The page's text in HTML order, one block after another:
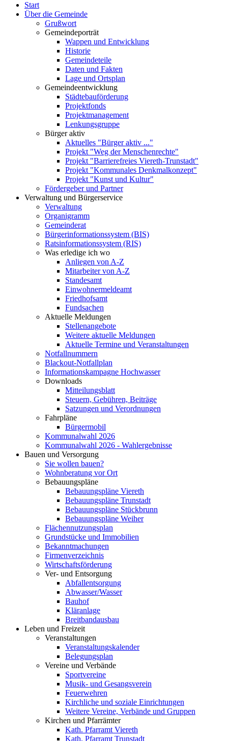
Start
Über die Gemeinde
Grußwort
Gemeindeporträt
Wappen und Entwicklung
Historie
Gemeindeteile
Daten und Fakten
Lage und Ortsplan
Gemeindeentwicklung
Städtebauförderung
Projektfonds
Projektmanagement
Lenkungsgruppe
Bürger aktiv
Aktuelles "Bürger aktiv ..."
Projekt "Weg der Menschenrechte"
Projekt "Barrierefreies Viereth-Trunstadt"
Projekt "Kommunales Denkmalkonzept"
Projekt "Kunst und Kultur"
Fördergeber und Partner
Verwaltung und Bürgerservice
Verwaltung
Organigramm
Gemeinderat
Bürgerinformationssystem (BIS)
Ratsinformationssystem (RIS)
Was erledige ich wo
Anliegen von A-Z
Mitarbeiter von A-Z
Standesamt
Einwohnermeldeamt
Friedhofsamt
Fundsachen
Aktuelle Meldungen
Stellenangebote
Weitere aktuelle Meldungen
Aktuelle Termine und Veranstaltungen
Notfallnummern
Blackout-Notfallplan
Informationskampagne Hochwasser
Downloads
Mitteilungsblatt
Steuern, Gebühren, Beiträge
Satzungen und Verordnungen
Fahrpläne
Bürgermobil
Kommunalwahl 2026
Kommunalwahl 2026 - Wahlergebnisse
Bauen und Versorgung
Sie wollen bauen?
Wohnberatung vor Ort
Bebauungspläne
Bebauungspläne Viereth
Bebauungspläne Trunstadt
Bebauungspläne Stückbrunn
Bebauungspläne Weiher
Flächennutzungsplan
Grundstücke und Immobilien
Bekanntmachungen
Firmenverzeichnis
Wirtschaftsförderung
Ver- und Entsorgung
Abfallentsorgung
Abwasser/Wasser
Bauhof
Kläranlage
Breitbandausbau
Leben und Freizeit
Veranstaltungen
Veranstaltungskalender
Belegungsplan
Vereine und Verbände
Sportvereine
Musik- und Gesangsverein
Feuerwehren
Kirchliche und soziale Einrichtungen
Weitere Vereine, Verbände und Gruppen
Kirchen und Pfarrämter
Kath. Pfarramt Viereth
Kath. Pfarramt Trunstadt